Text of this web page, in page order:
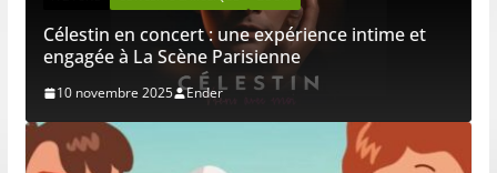
Célestin en concert : une expérience intime et
engagée à La Scène Parisienne
10 novembre 2025 Ender